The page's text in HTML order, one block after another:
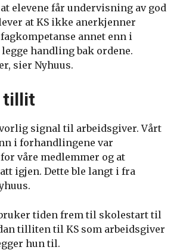
elevene får undervisning av god
at KS ikke anerkjenner
annet enn i
handling bak ordene.
sier Nyhuus.
tillit
signal til arbeidsgiver. Vårt
i forhandlingene var
våre medlemmer og at
igjen. Dette ble langt i fra
bruker tiden frem til skolestart til
tilliten til KS som arbeidsgiver
hun til.